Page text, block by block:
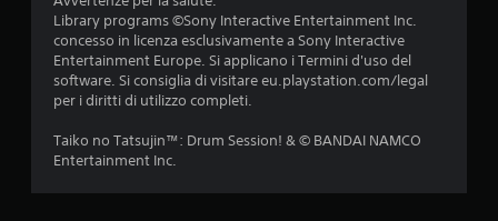
i
n
u
e
Library programs ©Sony Interactive Entertainment Inc.
concesso in licenza esclusivamente a Sony Interactive
Entertainment Europe. Si applicano i Termini d'uso del
software. Si consiglia di visitare eu.playstation.com/legal
per i diritti di utilizzo completi.
Taiko no Tatsujin™: Drum Session! & © BANDAI NAMCO
Entertainment Inc.